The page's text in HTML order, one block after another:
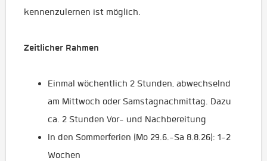
kennenzulernen ist möglich.
Zeitlicher Rahmen
Einmal wöchentlich 2 Stunden, abwechselnd
am Mittwoch oder Samstagnachmittag. Dazu
ca. 2 Stunden Vor- und Nachbereitung
In den Sommerferien (Mo 29.6.-Sa 8.8.26): 1-2
Wochen